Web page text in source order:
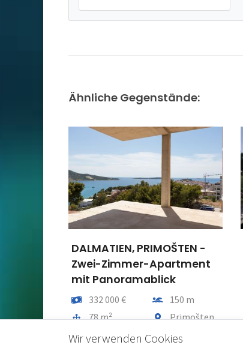
Ähnliche Gegenstände:
DALMATIEN, PRIMOŠTEN -
Zwei-Zimmer-Apartment
mit Panoramablick
Preis332 000 € Entfernung vom meer
150 m
Gesamtfläche
78 m² Gemeindeteil
Primošten
Wir verwenden Cookies